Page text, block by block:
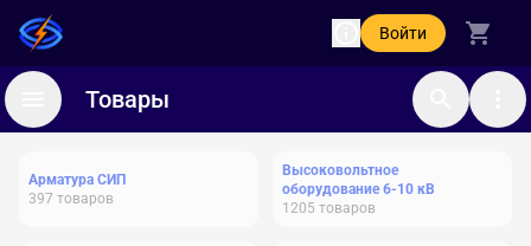
Войти
Товары
Арматура СИП
397 товаров
Высоковольтное
оборудование 6-10 кВ
1205 товаров